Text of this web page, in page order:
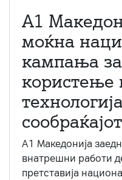
A1
моќна
кампања
користење
сообраќајот
A1 Македонија
внатрешни работи
претставија